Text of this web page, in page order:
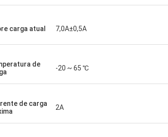
carga atual 7,0A±0,5A
de
-20 ~ 65 ℃
de carga
2A